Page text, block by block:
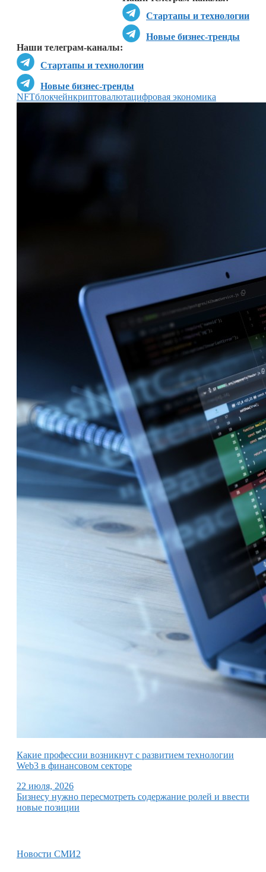
Стартапы и технологии
Новые бизнес-тренды
Наши телеграм-каналы:
Стартапы и технологии
Новые бизнес-тренды
NFTблокчейнкриптовалютацифровая экономика
Какие профессии возникнут с развитием технологии
Web3 в финансовом секторе
22 июля, 2026
Бизнесу нужно пересмотреть содержание ролей и ввести
новые позиции
Новости СМИ2